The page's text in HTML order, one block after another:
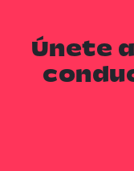
Únete